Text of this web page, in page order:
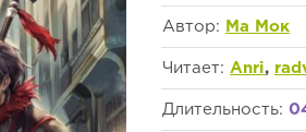
Автор: Ма Мок
Читает: Anri,
Длительность: